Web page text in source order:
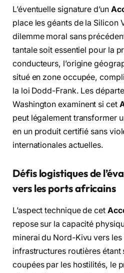
L’éventuelle signature d’un
place les géants de la Silicon
dilemme moral sans
tantale soit essentiel pour la
conducteurs, l’origine
situé en zone occupée,
la loi Dodd-Frank. Les
Washington examinent si cet
peut légalement transformer
en un produit certifié sans
internationales actuelles.
Défis logistiques de
vers les ports africains
L’aspect technique de cet
repose sur la capacité
minerai du Nord-Kivu vers
infrastructures routières
coupées par les hostilités, le